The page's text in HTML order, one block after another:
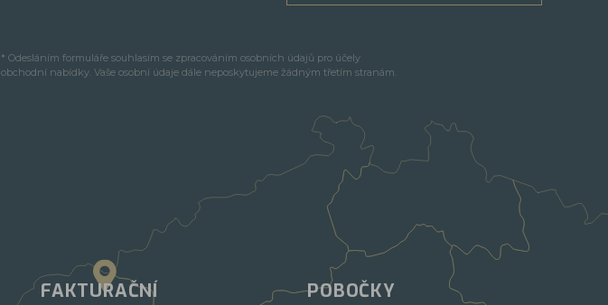
* Odesláním formuláře souhlasím se zpracováním osobních údajů pro účely
obchodní nabídky. Vaše osobní údaje dále neposkytujeme žádným třetím stranám.
FAKTURAČNÍ
POBOČKY